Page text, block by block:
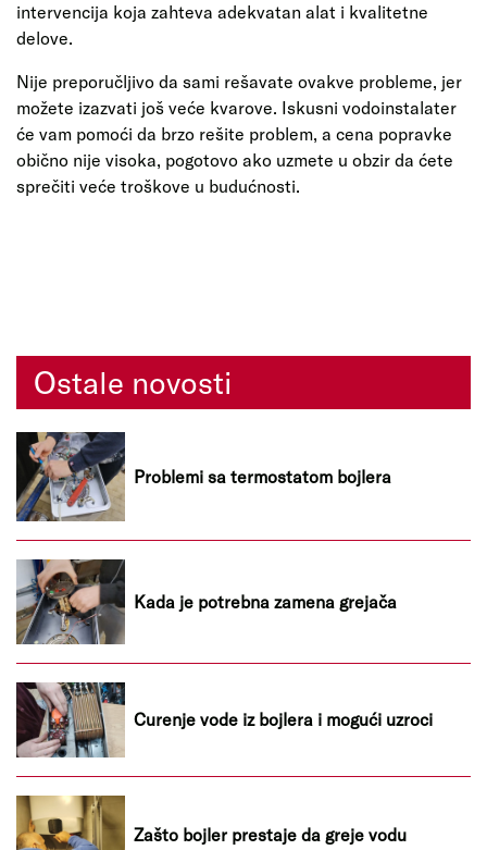
intervencija koja zahteva adekvatan alat i kvalitetne
delove.
Nije preporučljivo da sami rešavate ovakve probleme, jer
možete izazvati još veće kvarove. Iskusni vodoinstalater
će vam pomoći da brzo rešite problem, a cena popravke
obično nije visoka, pogotovo ako uzmete u obzir da ćete
sprečiti veće troškove u budućnosti.
Ostale novosti
Problemi sa termostatom bojlera
Kada je potrebna zamena grejača
Curenje vode iz bojlera i mogući uzroci
Zašto bojler prestaje da greje vodu